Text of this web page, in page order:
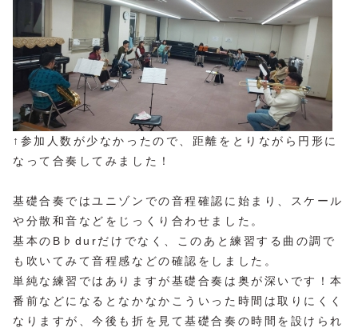
↑参加人数が少なかったので、距離をとりながら円形に
なって合奏してみました！
基礎合奏ではユニゾンでの音程確認に始まり、スケール
や分散和音などをじっくり合わせました。
基本のB♭durだけでなく、このあと練習する曲の調で
も吹いてみて音程感などの確認をしました。
単純な練習ではありますが基礎合奏は奥が深いです！本
番前などになるとなかなかこういった時間は取りにくく
なりますが、今後も折を見て基礎合奏の時間を設けられ